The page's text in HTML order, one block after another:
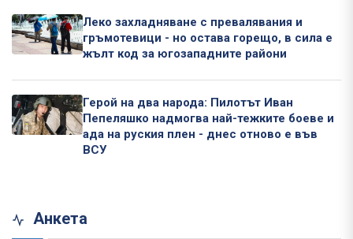
Леко захладняване с превалявания и
гръмотевици - но остава горещо, в сила е
жълт код за югозападните райони
Герой на два народа: Пилотът Иван
Пепеляшко надмогва най-тежките боеве и
ада на руския плен - днес отново е във
ВСУ
Анкета